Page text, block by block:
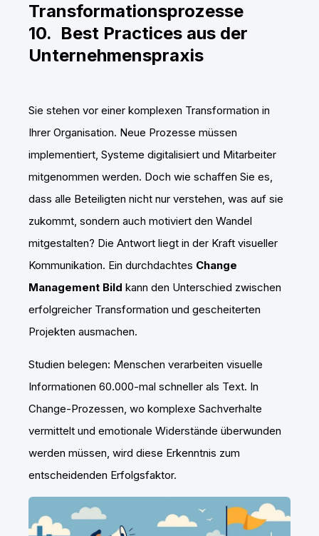
Transformationsprozesse
10. Best Practices aus der
Unternehmenspraxis
Sie stehen vor einer komplexen Transformation in
Ihrer Organisation. Neue Prozesse müssen
implementiert, Systeme digitalisiert und Mitarbeiter
mitgenommen werden. Doch wie schaffen Sie es,
dass alle Beteiligten nicht nur verstehen, was auf sie
zukommt, sondern auch motiviert den Wandel
mitgestalten? Die Antwort liegt in der Kraft visueller
Kommunikation. Ein durchdachtes Change
Management Bild kann den Unterschied zwischen
erfolgreicher Transformation und gescheiterten
Projekten ausmachen.
Studien belegen: Menschen verarbeiten visuelle
Informationen 60.000-mal schneller als Text. In
Change-Prozessen, wo komplexe Sachverhalte
vermittelt und emotionale Widerstände überwunden
werden müssen, wird diese Erkenntnis zum
entscheidenden Erfolgsfaktor.